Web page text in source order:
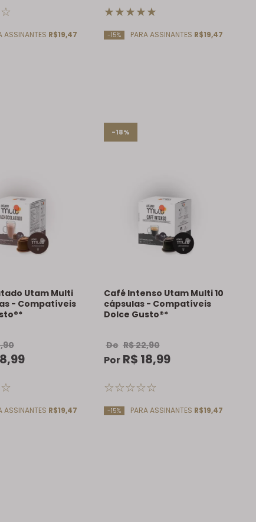
☆
ASSINANTES R$19,47
★★★★★
-15% PARA ASSINANTES R$19,47
Utam Multi
- Compatíveis
,90
,99
☆
ASSINANTES R$19,47
Café Intenso Utam Multi 10
cápsulas - Compatíveis
Dolce Gusto®*
De R$22,90
Por R$ 18,99
☆☆☆☆☆
-15% PARA ASSINANTES R$19,47
-18%